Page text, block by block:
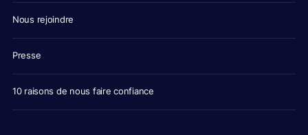
Nous rejoindre
Presse
10 raisons de nous faire confiance